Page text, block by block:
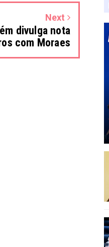
Next
divulga nota
com Moraes